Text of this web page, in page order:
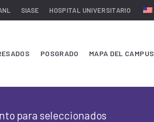
SIASE HOSPITAL UNIVERSITARIO
POSGRADO MAPA DEL CAMPUS
para seleccionados